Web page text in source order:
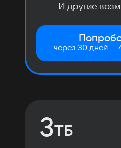
И другие
через 30 дней —
3ТБ